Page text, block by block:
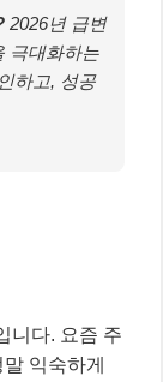
2026년 급변
극대화하는
하고, 성공
니다. 요즘 주
익숙하게